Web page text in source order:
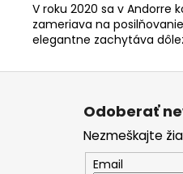
V roku 2020 sa v Andorre
zameriava na
elegantne zachytáva
Z
Odoberať
Nezmeškajte
Email